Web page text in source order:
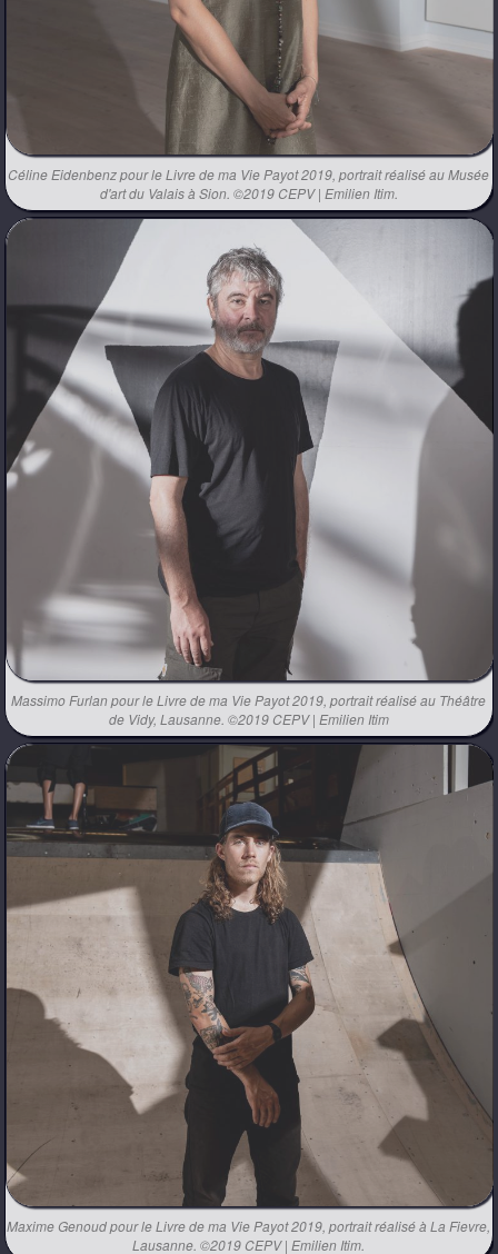
Céline Eidenbenz pour le Livre de ma Vie Payot 2019, portrait réalisé au Musée
d'art du Valais à Sion. ©2019 CEPV | Emilien Itim.
Massimo Furlan pour le Livre de ma Vie Payot 2019, portrait réalisé au Théâtre
de Vidy, Lausanne. ©2019 CEPV | Emilien Itim
Maxime Genoud pour le Livre de ma Vie Payot 2019, portrait réalisé à La Fievre,
Lausanne. ©2019 CEPV | Emilien Itim.